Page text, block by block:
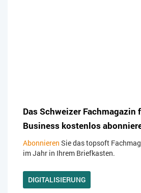
Das Schweizer Fachmagazin
Business kostenlos
Abonnieren Sie das topsoft
im Jahr in Ihrem Briefkasten.
DIGITALISIERUNG